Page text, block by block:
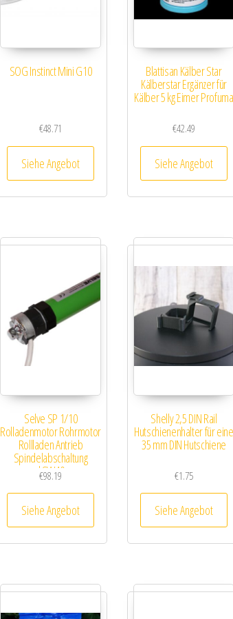
SOG Instinct Mini G10
€48.71
Siehe Angebot
Blattisan Kälber Star
Kälberstar Ergänzer für
Kälber 5 kg Eimer Profuma
€42.49
Siehe Angebot
Selve SP 1/10
Rolladenmotor Rohrmotor
Rollladen Antrieb
Spindelabschaltung
|SW40
€98.19
Siehe Angebot
Shelly 2,5 DIN Rail
Hutschienenhalter für eine
35 mm DIN Hutschiene
€1.75
Siehe Angebot